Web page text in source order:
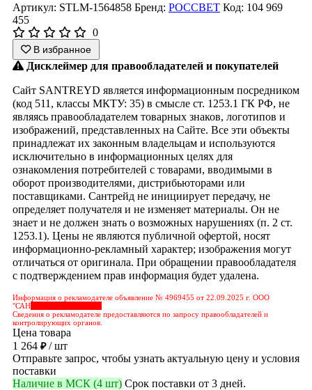
Артикул: STLM-1564858 Бренд: РОССВЕТ Код: 104 969
455
0
В избранное
Дисклеймер для правообладателей и покупателей
Сайт SANTREYD является информационным посредником
(код 511, классы МКТУ: 35) в смысле ст. 1253.1 ГК РФ, не
являясь правообладателем товарных знаков, логотипов и
изображений, представленных на Сайте. Все эти объекты
принадлежат их законным владельцам и используются
исключительно в информационных целях для
ознакомления потребителей с товарами, вводимыми в
оборот производителями, дистрибьюторами или
поставщиками. Сантрейд не инициирует передачу, не
определяет получателя и не изменяет материалы. Он не
знает и не должен знать о возможных нарушениях (п. 2 ст.
1253.1). Цены не являются публичной офертой, носят
информационно-рекламный характер; изображения могут
отличаться от оригинала. При обращении правообладателя
с подтверждением прав информация будет удалена.
Информация о рекламодателе объявление № 4969455 от 22.09.2025 г. ООО
"САН
Сведения о рекламодателе предоставляются по запросу правообладателей и
контролирующих органов.
Цена товара
1 264 ₽/ шт
Отправьте запрос, чтобы узнать актуальную цену и условия
поставки
Наличие в МСК (4 шт) Срок поставки от 3 дней.